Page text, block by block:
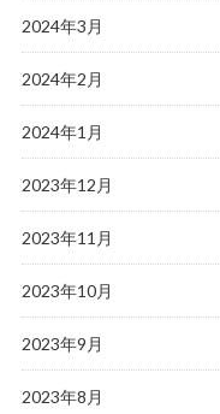
2024年3月
2024年2月
2024年1月
2023年12月
2023年11月
2023年10月
2023年9月
2023年8月